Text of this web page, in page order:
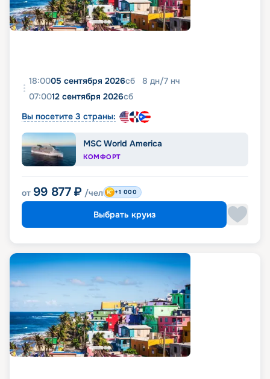
18:0005 сентября 2026сб 8 дн/7 нч
07:0012 сентября 2026сб
Вы посетите 3 страны:
MSC World America
КОМФОРТ
от 99 877 ₽ /чел +1 000
Выбрать круиз